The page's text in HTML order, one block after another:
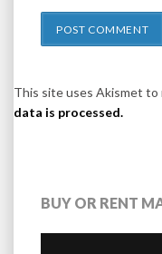
This site uses Akismet to
data is processed.
BUY OR RENT